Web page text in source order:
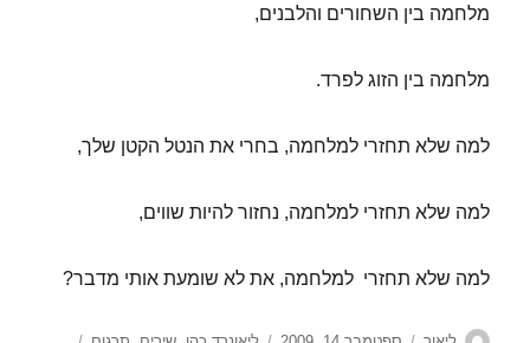
מלחמה בין השחורים והלבנים,
מלחמה בין הזוג לפרד.
למה שלא תחזרי למלחמה, בחרי את הנטל הקטן שלך,
למה שלא תחזרי למלחמה, נחזור להיות שווים,
למה שלא תחזרי למלחמה, את לא שומעת אותי מדבר?